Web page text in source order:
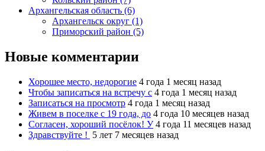
Архангельская область (6)
Архангельск округ (1)
Приморский район (5)
Новые комментарии
Хорошее место, недорогие 4 года 1 месяц назад
Чтобы записаться на встречу с 4 года 1 месяц назад
Записаться на просмотр 4 года 1 месяц назад
Живем в поселке с 19 года, до 4 года 10 месяцев назад
Согласен, хороший посёлок! У 4 года 11 месяцев назад
Здравствуйте ! 5 лет 7 месяцев назад